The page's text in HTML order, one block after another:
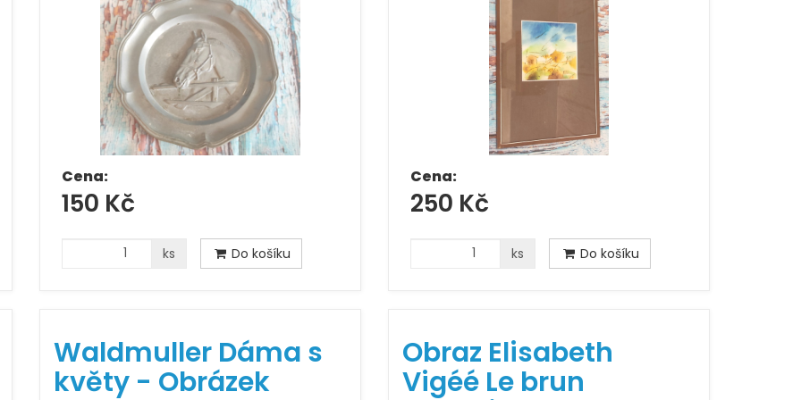
Cena:
150 Kč
ks Do košíku
Cena:
250 Kč
ks Do košíku
Waldmuller Dáma s
květy - Obrázek
Obraz Elisabeth
Vigéé Le brun